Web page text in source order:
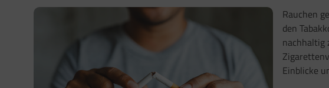
Rauchen
den
nachhaltig
Einblicke